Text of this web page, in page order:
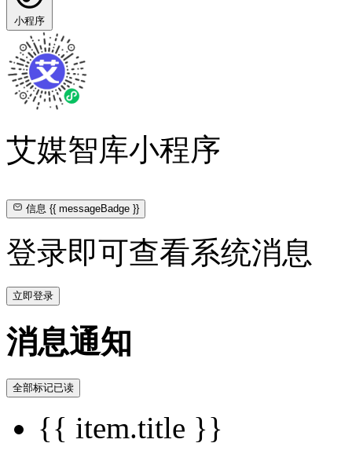
小程序
艾媒智库小程序
信息{{ messageBadge }}
登录即可查看系统消息
立即登录
消息通知
全部标记已读
{{ item.title }}